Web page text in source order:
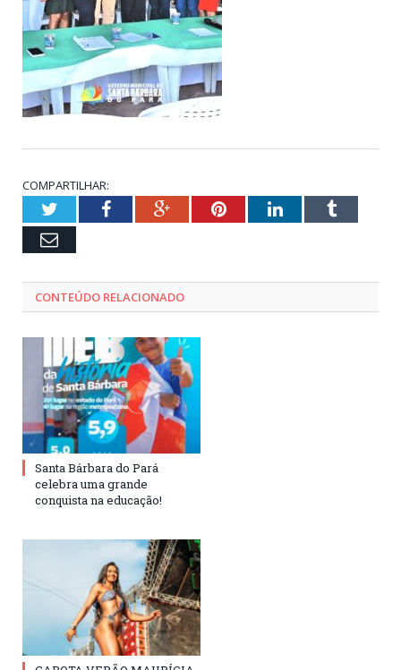
COMPARTILHAR:
TwitterFacebookGoogle+PinterestLinkedInTumblr
Email
CONTEÚDO RELACIONADO
Santa Bárbara do Pará
celebra uma grande
conquista na educação!